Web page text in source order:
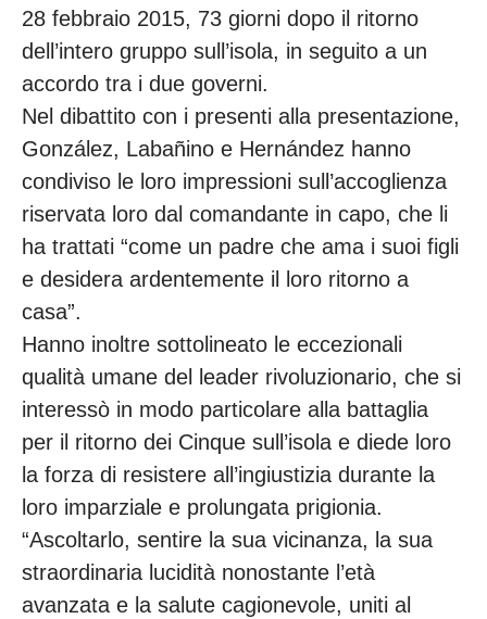
28 febbraio 2015, 73 giorni dopo il ritorno
dell’intero gruppo sull’isola, in seguito a un
accordo tra i due governi.
Nel dibattito con i presenti alla presentazione,
González, Labañino e Hernández hanno
condiviso le loro impressioni sull’accoglienza
riservata loro dal comandante in capo, che li
ha trattati “come un padre che ama i suoi figli
e desidera ardentemente il loro ritorno a
casa”.
Hanno inoltre sottolineato le eccezionali
qualità umane del leader rivoluzionario, che si
interessò in modo particolare alla battaglia
per il ritorno dei Cinque sull’isola e diede loro
la forza di resistere all’ingiustizia durante la
loro imparziale e prolungata prigionia.
“Ascoltarlo, sentire la sua vicinanza, la sua
straordinaria lucidità nonostante l’età
avanzata e la salute cagionevole, uniti al